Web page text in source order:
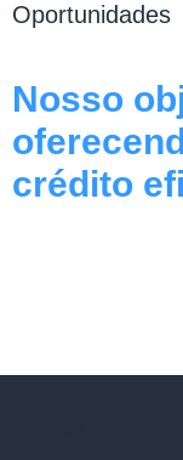
Oportunidades
Nosso
crédito